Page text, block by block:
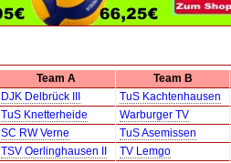
Team A Team B
DJK Delbrück III TuS Kachtenhausen
TuS Knetterheide Warburger TV
SC RW Verne TuS Asemissen
TSV Oerlinghausen II TV Lemgo